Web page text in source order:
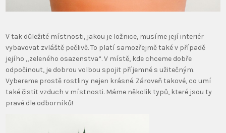
V tak důležité místnosti, jakou je ložnice, musíme její interiér
vybavovat zvláště pečlivě. To platí samozřejmě také v případě
jejího „zeleného osazenstva“. V místě, kde chceme dobře
odpočinout, je dobrou volbou spojit příjemné s užitečným.
Vybereme prostě rostliny nejen krásné. Zároveň takové, co umí
také čistit vzduch v místnosti. Máme několik typů, které jsou ty
pravé dle odborníků!